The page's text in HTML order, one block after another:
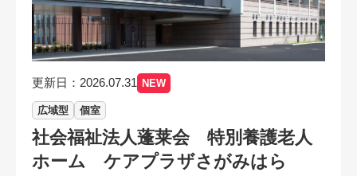
更新日：2026.07.31 NEW
広域型 個室
社会福祉法人蓬莱会 特別養護老人
ホーム ケアプラザさがみはら